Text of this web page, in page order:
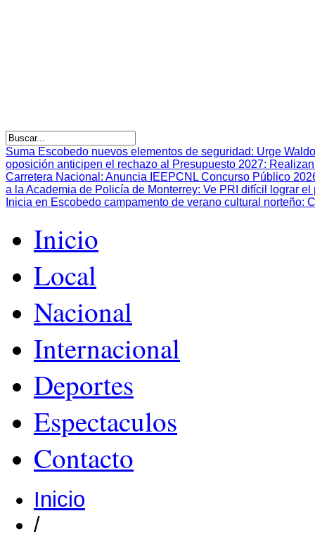
Suma Escobedo nuevos elementos de seguridad: Urge
oposición anticipen el rechazo al Presupuesto 2027:
Carretera Nacional : Anuncia IEEPCNL Concurso Público
a la Academia de Policía de Monterrey: Ve PRI difícil lograr el
Inicia en Escobedo campamento de verano cultural norteño:
Inicio
Local
Nacional
Internacional
Deportes
Espectaculos
Contacto
Inicio
/